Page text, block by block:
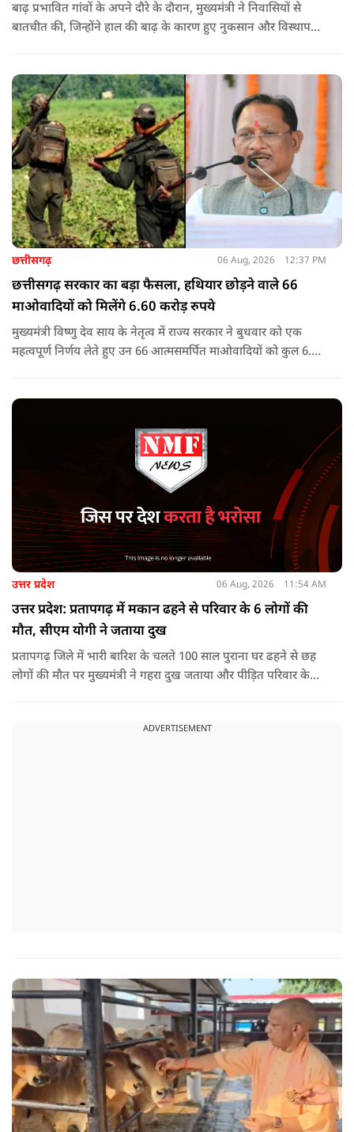
बाढ़ प्रभावित गांवों के अपने दौरे के दौरान, मुख्यमंत्री ने निवासियों से
बातचीत की, जिन्होंने हाल की बाढ़ के कारण हुए नुकसान और विस्थापन
छत्तीसगढ़ 06 Aug, 2026 12:37 PM
छत्तीसगढ़ सरकार का बड़ा फैसला, हथियार छोड़ने वाले 66
माओवादियों को मिलेंगे 6.60 करोड़ रुपये
मुख्यमंत्री विष्णु देव साय के नेतृत्व में राज्य सरकार ने बुधवार को एक
महत्वपूर्ण निर्णय लेते हुए उन 66 आत्मसमर्पित माओवादियों को कुल 6.60
उत्तर प्रदेश 06 Aug, 2026 11:54 AM
उत्तर प्रदेश: प्रतापगढ़ में मकान ढहने से परिवार के 6 लोगों की
मौत, सीएम योगी ने जताया दुख
प्रतापगढ़ जिले में भारी बारिश के चलते 100 साल पुराना घर ढहने से छह
लोगों की मौत पर मुख्यमंत्री ने गहरा दुख जताया और पीड़ित परिवार के
ADVERTISEMENT